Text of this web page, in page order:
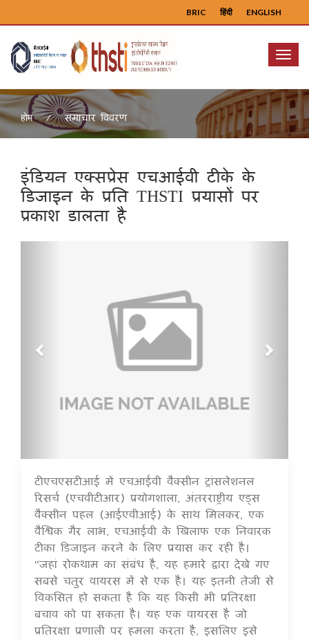
ENGLISH
हिंदी
BRIC
Menu
होम समाचार विवरण
इंडियन एक्सप्रेस एचआईवी टीके के
डिजाइन के प्रति THSTI प्रयासों पर
प्रकाश डालता है
16 Jul 2020
टीएचएसटीआई में एचआईवी वैक्सीन ट्रांसलेशनल
रिसर्च (एचवीटीआर) प्रयोगशाला, अंतरराष्ट्रीय एड्स
वैक्सीन पहल (आईएवीआई) के साथ मिलकर, एक
वैश्विक गैर लाभ, एचआईवी के खिलाफ एक निवारक
टीका डिजाइन करने के लिए प्रयास कर रही है।
“जहां रोकथाम का संबंध है, यह हमारे द्वारा देखे गए
सबसे चतुर वायरस में से एक है। यह इतनी तेजी से
विकसित हो सकता है कि यह किसी भी प्रतिरक्षा
बचाव को पा सकता है। यह एक वायरस है जो
प्रतिरक्षा प्रणाली पर हमला करता है, इसलिए इसे